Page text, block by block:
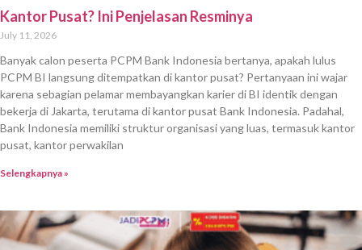
Kantor Pusat? Ini Penjelasan Resminya
July 11, 2026
Banyak calon peserta PCPM Bank Indonesia bertanya, apakah lulus
PCPM BI langsung ditempatkan di kantor pusat? Pertanyaan ini wajar
karena sebagian pelamar membayangkan karier di BI identik dengan
bekerja di Jakarta, terutama di kantor pusat Bank Indonesia. Padahal,
Bank Indonesia memiliki struktur organisasi yang luas, termasuk kantor
pusat, kantor perwakilan
Selengkapnya »